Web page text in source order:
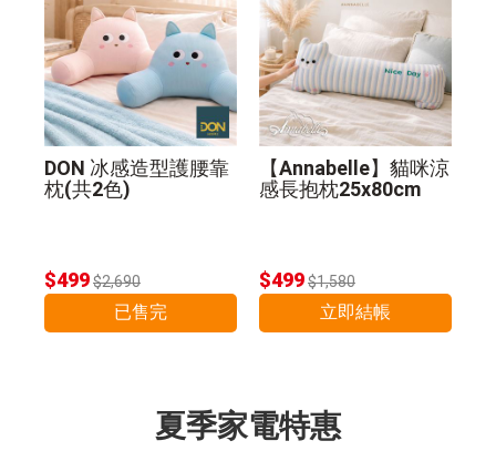
DON 冰感造型護腰靠
枕(共2色)
$499$2,690
已售完
【Annabelle】貓咪涼
感長抱枕25x80cm
$499$1,580
立即結帳
夏季家電特惠